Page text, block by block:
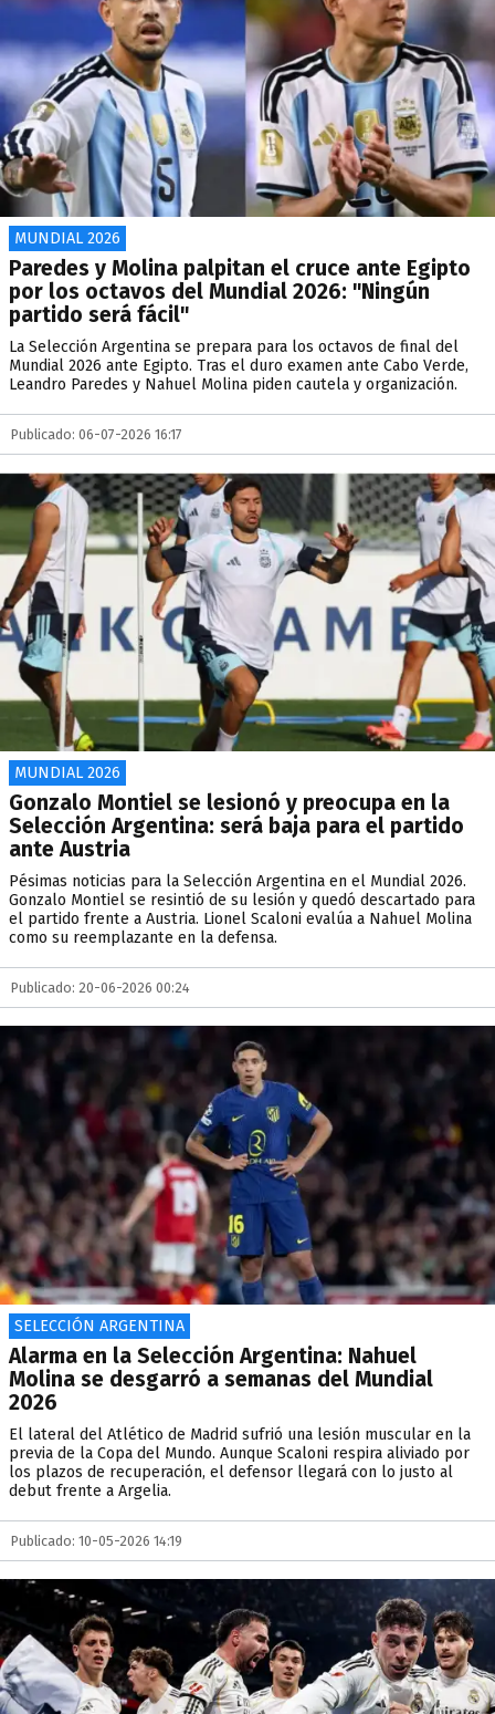
MUNDIAL 2026
Paredes y Molina palpitan el cruce ante Egipto
por los octavos del Mundial 2026: "Ningún
partido será fácil"
La Selección Argentina se prepara para los octavos de final del
Mundial 2026 ante Egipto. Tras el duro examen ante Cabo Verde,
Leandro Paredes y Nahuel Molina piden cautela y organización.
Publicado: 06-07-2026 16:17
MUNDIAL 2026
Gonzalo Montiel se lesionó y preocupa en la
Selección Argentina: será baja para el partido
ante Austria
Pésimas noticias para la Selección Argentina en el Mundial 2026.
Gonzalo Montiel se resintió de su lesión y quedó descartado para
el partido frente a Austria. Lionel Scaloni evalúa a Nahuel Molina
como su reemplazante en la defensa.
Publicado: 20-06-2026 00:24
SELECCIÓN ARGENTINA
Alarma en la Selección Argentina: Nahuel
Molina se desgarró a semanas del Mundial
2026
El lateral del Atlético de Madrid sufrió una lesión muscular en la
previa de la Copa del Mundo. Aunque Scaloni respira aliviado por
los plazos de recuperación, el defensor llegará con lo justo al
debut frente a Argelia.
Publicado: 10-05-2026 14:19